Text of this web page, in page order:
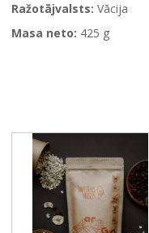
Ražotājvalsts: Vācija
Masa neto: 425 g